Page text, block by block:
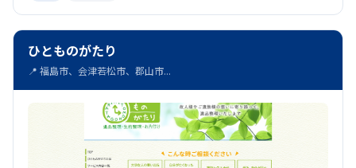
ひとものがたり
📍 福島市、会津若松市、郡山市...